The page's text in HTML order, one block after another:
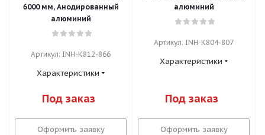
6000 мм, Анодированный
алюминий
Артикул: INH-K812-866
Характеристики
Под заказ
Оформить заявку
алюминий
Артикул: INH-K804-807
Характеристики
Под заказ
Оформить заявку